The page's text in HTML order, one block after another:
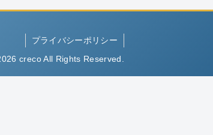
プライバシーポリシー
creco All Rights Reserved.